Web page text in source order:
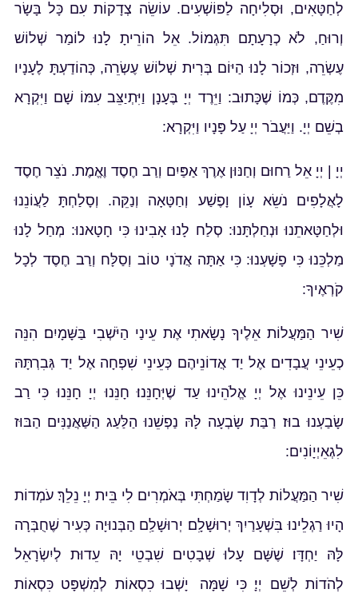
לְחַטָּאִים, וּסְלִיחָה לַפּוֹשְׁעִים. עוֹשֵׂה צְדָקוֹת עִם כָּל בָּשָׂר
וְרוּחַ, לֹא כְרָעָתָם תִּגְמוֹל. אֵל הוֹרֵיתָ לָנוּ לוֹמַר שְׁלוֹשׁ
עֶשְׂרֵה, וּזְכוֹר לָנוּ הַיּוֹם בְּרִית שְׁלוֹשׁ עֶשְׂרֵה, כְּהוֹדַעְתָּ לֶעָנָיו
מִקֶּדֶם, כְּמוֹ שֶׁכָּתוּב: וַיֵּרֶד יְיָ בֶּעָנָן וַיִּתְיַצֵּב עִמּוֹ שָׁם וַיִּקְרָא
בְשֵׁם יְיָ. וַיַּעֲבֹר יְיָ עַל פָּנָיו וַיִּקְרָא:
יְיָ | יְיָ אֵל רַחוּם וְחַנּוּן אֶרֶךְ אַפַּיִם וְרַב חֶסֶד וֶאֱמֶת. נֹצֵר חֶסֶד
לָאֲלָפִים נֹשֵׂא עָו‍ֹן וָפֶשַׁע וְחַטָּאָה וְנַקֵּה. וְסָלַחְתָּ לַעֲוֹנֵנוּ
וּלְחַטָּאתֵנוּ וּנְחַלְתָּנוּ: סְלַח לָנוּ אָבִינוּ כִּי חָטָאנוּ: מְחַל לָנוּ
מַלְכֵּנוּ כִּי פָשָׁעְנוּ: כִּי אַתָּה אֲדֹנָי טוֹב וְסַלָּח וְרַב חֶסֶד לְכָל
קֹרְאֶיךָ:
שִׁיר הַמַּעֲלוֹת אֵלֶיךָ נָשָׂאתִי אֶת עֵינַי הַיֹּשְׁבִי בַּשָּׁמָיִם׃ הִנֵּה
כְעֵינֵי עֲבָדִים אֶל יַד אֲדוֹנֵיהֶם כְּעֵינֵי שִׁפְחָה אֶל יַד גְּבִרְתָּהּ
כֵּן עֵינֵינוּ אֶל יְיָ אֱלֹהֵינוּ עַד שֶׁיְּחָנֵּנוּ׃ חָנֵּנוּ יְיָ חָנֵּנוּ כִּי רַב
שָׂבַעְנוּ בוּז׃ רַבַּת שָׂבְעָה לָּהּ נַפְשֵׁנוּ הַלַּעַג הַשַּׁאֲנַנִּים הַבּוּז
לִגְאֵיְיָוֹנִים:
שִׁיר הַמַּעֲלוֹת לְדָוִד שָׂמַחְתִּי בְּאֹמְרִים לִי בֵּית יְיָ נֵלֵךְ׃ עֹמְדוֹת
הָיוּ רַגְלֵינוּ בִּשְׁעָרַיִךְ יְרוּשָׁלָ͏ִם׃ יְרוּשָׁלַ͏ִם הַבְּנוּיָה כְּעִיר שֶׁחֻבְּרָה
לָּהּ יַחְדָּו׃ שֶׁשָּׁם עָלוּ שְׁבָטִים שִׁבְטֵי יָהּ עֵדוּת לְיִשְׂרָאֵל
לְהֹדוֹת לְשֵׁם יְיָ׃ כִּי שָׁמָּה יָשְׁבוּ כִסְאוֹת לְמִשְׁפָּט כִּסְאוֹת